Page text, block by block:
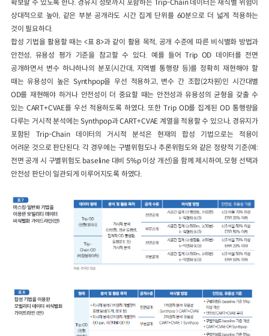
확보할 수 있도록 한다. 경유지 정보까지 포함하는 Trip-Chain 데이터는 재식별 위험이
상대적으로 높아, 같은 부분 공개라도 시간 집계 단위를 60분으로 더 넓게 적용하는
것이 필요하다.
합성 기법을 활용할 때는 <표 8>과 같이 활용 목적, 공개 수준에 따른 비식별화 방법과
안전성, 유용성 평가 기준을 참고할 수 있다. 예를 들어 Trip OD 데이터를 전면
공개하면서 변수 하나하나의 분포(시간대, 지역별 통행량 등)를 정확히 재현해야 할
때는 유용성이 높은 Synthpop을 우선 적용하고, 변수 간 조합(2차원)인 시간대별
OD를 재현해야 하거나 안전성이 더 중요할 때는 안전성과 유용성의 균형을 갖출 수
있는 CART+CVAE를 우선 적용하도록 하였다. 또한 Trip OD를 집계된 OD 통행량을
다루는 거시적 분석에는 Synthpop과 CART+CVAE 계열을 적용할 수 있으나, 경유지가
포함된 Trip-Chain 데이터의 거시적 분석은 현재의 합성 기법으로는 적용이
어려운 것으로 판단된다. 각 경우에는 구별위험도나 추론위험도와 같은 정량적 기준(예:
전면 공개 시 구별위험도 baseline 대비 5%p 이상 개선)을 함께 제시하여, 모형 선택과
안전성 판단이 일관되게 이루어지도록 하였다.